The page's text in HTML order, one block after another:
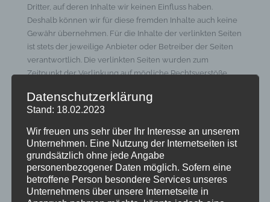
Dritter, auf deren Inhalte wir keinen Einfluss haben.
Deshalb können wir für diese fremden Inhalte auch keine
Gewähr übernehmen. Für die Inhalte der verlinkten Seiten
ist stets der jeweilige Anbieter oder Betreiber der Seiten
verantwortlich. Die verlinkten Seiten wurden zum
Zeitpunkt der Verlinkung auf mögliche Rechtsverstöße
Verlinkung nicht erkennbar. Eine permanente inhaltliche
Kontrolle der verlinkten Seiten ist jedoch ohne konkrete
Anhaltspunkte einer Rechtsverletzung nicht zumutbar. Bei
Bekanntwerden von Rechtsverletzungen werden wir
derartige Links umgehend entfernen.
Haftung für Inhalt:
The contents of our pages were created with the greatest
care. However, we cannot assume any liability for the
Datenschutzerklärung
Stand: 18.02.2023
Wir freuen uns sehr über Ihr Interesse an unserem
Unternehmen. Eine Nutzung der Internetseiten ist
grundsätzlich ohne jede Angabe
personenbezogener Daten möglich. Sofern eine
betroffene Person besondere Services unseres
Unternehmens über unsere Internetseite in